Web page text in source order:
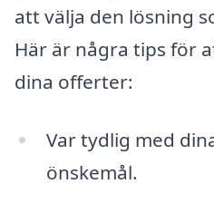
att välja den lösning
Här är några tips för
dina offerter:
Var tydlig med
önskemål.